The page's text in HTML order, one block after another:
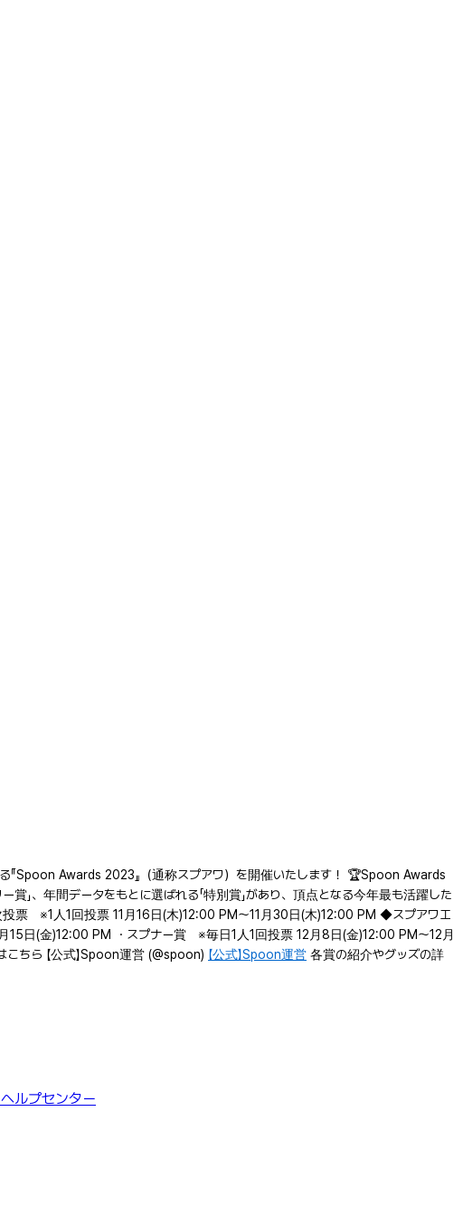
Spoon Awards 2023』（通称スプアワ）を開催いたします！ 🏆Spoon Awards
」、年間データをもとに選ばれる「特別賞」があり、頂点となる今年最も活躍した
投票 ※1人1回投票 11月16日(木)12:00 PM〜11月30日(木)12:00 PM ◆スプアワエ
日(金)12:00 PM ・スプナー賞 ※毎日1人1回投票 12月8日(金)12:00 PM〜12月
ら 【公式】Spoon運営 (@spoon) 【公式】Spoon運営 各賞の紹介やグッズの詳
ヘルプセンター